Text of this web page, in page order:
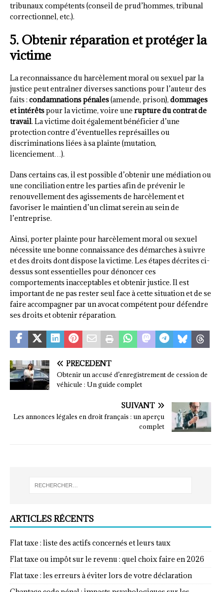
tribunaux compétents (conseil de prud’hommes, tribunal
correctionnel, etc.).
5. Obtenir réparation et protéger la
victime
La reconnaissance du harcèlement moral ou sexuel par la
justice peut entraîner diverses sanctions pour l’auteur des
faits : condamnations pénales(amende, prison), dommages
et intérêtspour la victime, voire une rupture du contrat de
travail. La victime doit également bénéficier d’une
protection contre d’éventuelles représailles ou
discriminations liées à sa plainte (mutation,
licenciement…).
Dans certains cas, il est possible d’obtenir une médiation ou
une conciliation entre les parties afin de prévenir le
renouvellement des agissements de harcèlement et
favoriser le maintien d’un climat serein au sein de
l’entreprise.
Ainsi, porter plainte pour harcèlement moral ou sexuel
nécessite une bonne connaissance des démarches à suivre
et des droits dont dispose la victime. Les étapes décrites ci-
dessus sont essentielles pour dénoncer ces
comportements inacceptables et obtenir justice. Il est
important de ne pas rester seul face à cette situation et de se
faire accompagner par un avocat compétent pour défendre
ses droits et obtenir réparation.
PRÉCÉDENT
Obtenir un accusé d’enregistrement de cession de
véhicule : Un guide complet
SUIVANT
Les annonces légales en droit français : un aperçu
complet
ARTICLES RÉCENTS
Flat taxe : liste des actifs concernés et leurs taux
Flat taxe ou impôt sur le revenu : quel choix faire en 2026
Flat taxe : les erreurs à éviter lors de votre déclaration